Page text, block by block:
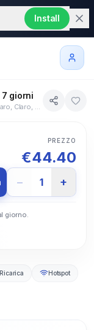
Install
giorni
Claro, Tigo, Claro, Claro, Tigo, Claro, Claro, Claro, Tigo, Claro, Telcel, Claro, Claro, Claro, Claro, Claro, Digitel
PREZZO
€44.40
− 1 +
giorno.
Ricarica Hotspot